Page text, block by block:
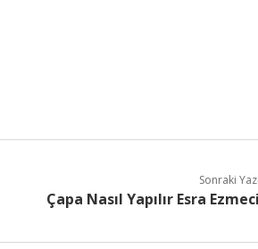
Sonraki
Çapa Nasıl Yapılır Esra